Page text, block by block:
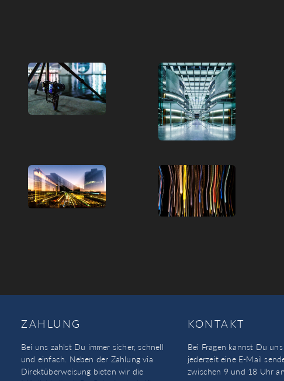
ZAHLUNG
Bei uns zahlst Du immer sicher, schnell
und einfach. Neben der Zahlung via
Direktüberweisung bieten wir die
KONTAKT
Bei Fragen kannst Du
jederzeit eine E-Mail
zwischen 9 und 18 Uhr